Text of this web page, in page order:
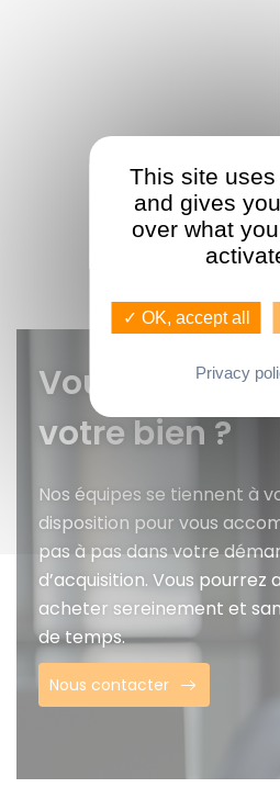
Vous voulez
votre bien ?
Nos équipes se tiennent à
disposition pour vous
pas à pas dans votre
d’acquisition. Vous pourrez
acheter sereinement et
de temps.
Nous contacter
This site
and gives
over what
✓ OK, accept all
Privacy